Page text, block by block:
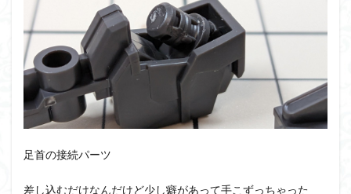
足首の接続パーツ
差し込むだけなんだけど少し癖があって手こずっちゃった